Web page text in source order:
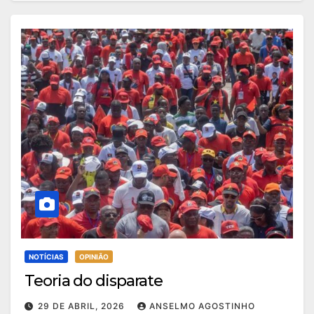
NOTÍCIAS OPINIÃO
Teoria do disparate
29 DE ABRIL, 2026 ANSELMO AGOSTINHO